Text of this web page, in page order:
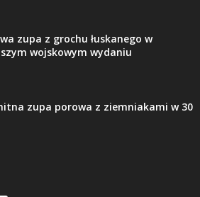
zupa z grochu łuskanego w
wojskowym wydaniu
zupa porowa z ziemniakami w 30